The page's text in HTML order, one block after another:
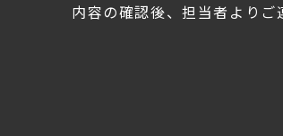
内容の確認後、担当者よりご